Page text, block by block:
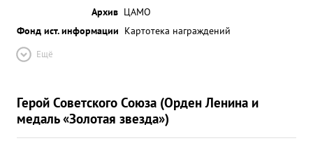
Архив ЦАМО
Фонд ист. информации Картотека награждений
Ещё
Герой Советского Союза (Орден Ленина и
медаль «Золотая звезда»)